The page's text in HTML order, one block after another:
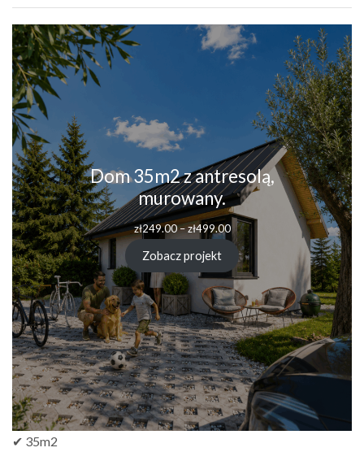
Dom 35m2 z antresolą,
murowany.
zł249.00–zł499.00
Zobacz projekt
✔ 35m2